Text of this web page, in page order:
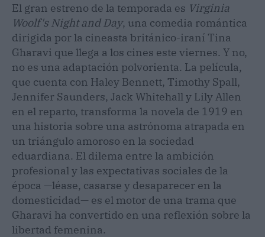
El gran estreno de la temporada es Virginia
Woolf's Night and Day, una comedia romántica
dirigida por la cineasta británico-iraní Tina
Gharavi que llega a los cines este viernes. Y no,
no es una adaptación polvorienta. La película,
que cuenta con Haley Bennett, Timothy Spall,
Jennifer Saunders, Jack Whitehall y Lily Allen
en el reparto, transforma la novela de 1919 en
una historia sobre una astrónoma atrapada en
un triángulo amoroso en la sociedad
eduardiana. El dilema entre la ambición
profesional y las expectativas sociales de la
época —léase, casarse y desaparecer en la
domesticidad— es el motor de una trama que
Gharavi ha convertido en una reflexión sobre la
libertad femenina.